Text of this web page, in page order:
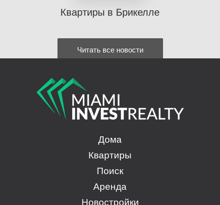
Квартиры в Брикелле
Читать все новости
Дома
Квартиры
Поиск
Аренда
Новостройки